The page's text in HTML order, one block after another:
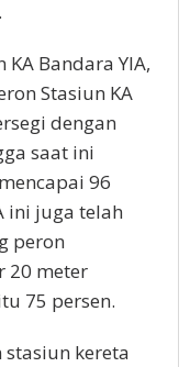
Bandara YIA,
Stasiun KA
dengan
saat ini
96
ini juga telah
peron
20 meter
75 persen.
kereta